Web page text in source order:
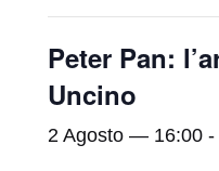
Peter Pan:
Uncino
2 Agosto — 16:00 -